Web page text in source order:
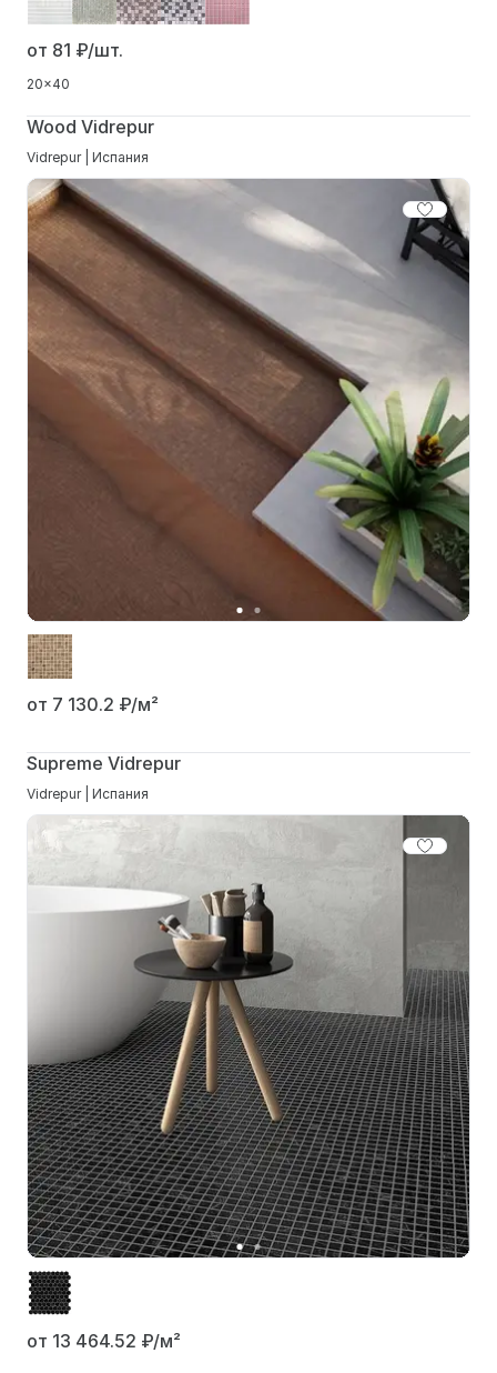
от 81 ₽/шт.
20x40
Wood Vidrepur
Vidrepur | Испания
от 7 130.2 ₽/м²
Supreme Vidrepur
Vidrepur | Испания
от 13 464.52 ₽/м²